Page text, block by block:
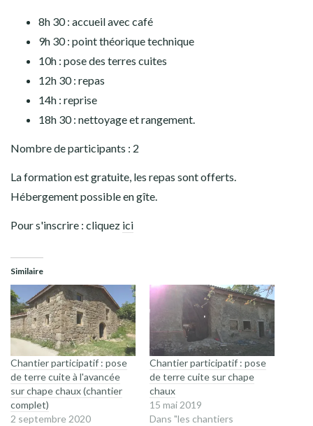
8h 30 : accueil avec café
9h 30 : point théorique technique
10h : pose des terres cuites
12h 30 : repas
14h : reprise
18h 30 : nettoyage et rangement.
Nombre de participants : 2
La formation est gratuite, les repas sont offerts.
Hébergement possible en gîte.
Pour s'inscrire : cliquez ici
Similaire
Chantier participatif : pose
de terre cuite à l'avancée
sur chape chaux (chantier
complet)
2 septembre 2020
Chantier participatif : pose
de terre cuite sur chape
chaux
15 mai 2019
Dans "les chantiers